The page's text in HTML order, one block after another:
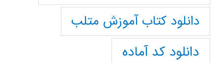
دانلود کتاب آموزش متلب
دانلود کد آماده